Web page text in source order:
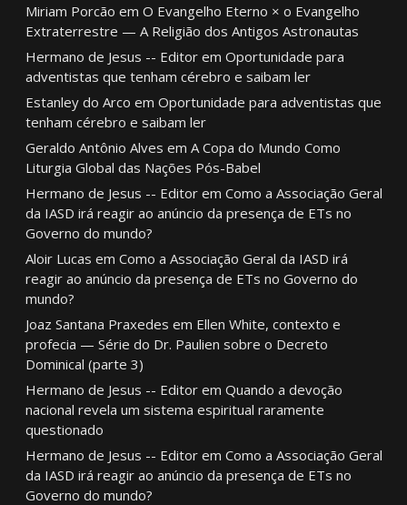
Miriam Porcão em O Evangelho Eterno × o Evangelho
Extraterrestre — A Religião dos Antigos Astronautas
Hermano de Jesus -- Editorem Oportunidade para
adventistas que tenham cérebro e saibam ler
Estanley do Arco em Oportunidade para adventistas que
tenham cérebro e saibam ler
Geraldo Antônio Alves em A Copa do Mundo Como
Liturgia Global das Nações Pós-Babel
Hermano de Jesus -- Editorem Como a Associação Geral
da IASD irá reagir ao anúncio da presença de ETs no
Governo do mundo?
Aloir Lucas em Como a Associação Geral da IASD irá
reagir ao anúncio da presença de ETs no Governo do
mundo?
Joaz Santana Praxedes em Ellen White, contexto e
profecia — Série do Dr. Paulien sobre o Decreto
Dominical (parte 3)
Hermano de Jesus -- Editorem Quando a devoção
nacional revela um sistema espiritual raramente
questionado
Hermano de Jesus -- Editorem Como a Associação Geral
da IASD irá reagir ao anúncio da presença de ETs no
Governo do mundo?